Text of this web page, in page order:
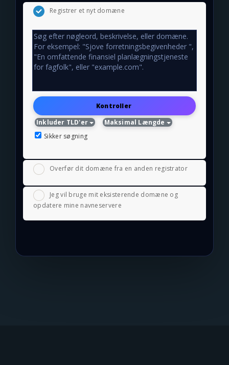
Registrer et nyt domæne
Kontroller
Inkluder TLD'er
Maksimal Længde
Sikker søgning
Overfør dit domæne fra en anden registrator
Jeg vil bruge mit eksisterende domæne og
opdatere mine navneservere